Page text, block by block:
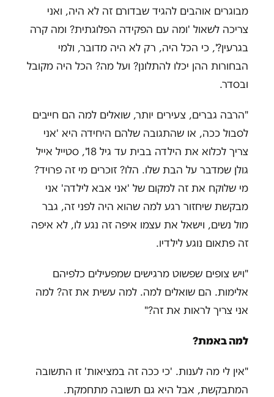
מבוגרים אוהבים להגיד שבדורם זה לא היה, ואני
צריכה לשאול 'ומה עם הפקידה הפלוגתית? ומה קרה
בגרעין?', כי הכל היה, רק לא היה מדובר, ולמי
הבחורות ההן יכלו להתלונן? ועל מה? הכל היה מקובל
ובסדר.
"הרבה גברים, צעירים יותר, שואלים למה הם חייבים
לסבול ככה, או שהתגובה שלהם היחידה היא 'אני
צריך לכלוא את הילדה בבית עד גיל 18', סטייל אייל
גולן שמדבר על הבת שלו. הלו? זוכרים מי זה פרויד?
מי שלוקח את זה למקום של 'אני אבא לילדה' אני
מבקשת שיחזור רגע למה שהוא היה לפני זה, גבר
מול נשים, וישאל את עצמו איפה זה נגע לו, לא איפה
זה פתאום נוגע לילדיו.
"ויש צופים שפשוט מרגישים שמפעילים כלפיהם
אלימות. הם שואלים למה. למה עשית את זה? למה
אני צריך לראות את זה?"
למה באמת?
"אין לי מה לענות. 'כי ככה זה במציאות' זו התשובה
המתבקשת, אבל היא גם תשובה מתחמקת.